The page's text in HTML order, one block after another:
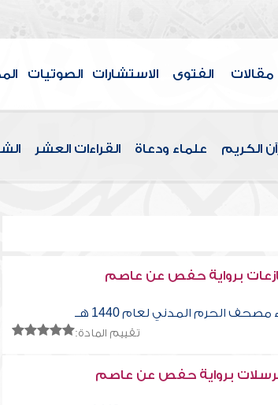
مقالات الفتوى الاستشارات الصوتيات
الكريم علماء ودعاة القراءات العشر
برواية حفص عن عاصم
مصحف الحرم المدني لعام 1440 هــ
تقييم المادة:
برواية حفص عن عاصم